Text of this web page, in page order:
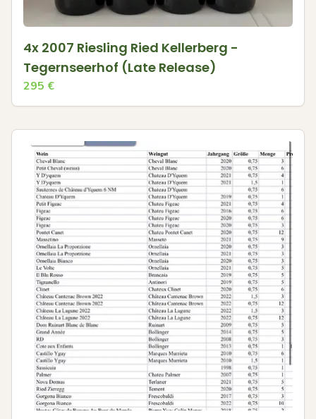
4x 2007 Riesling Ried Kellerberg -
Tegernseerhof (Late Release)
295 €